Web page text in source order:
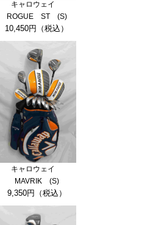
キャロウェイ
ROGUE ST (S)
10,450円（税込）
キャロウェイ
MAVRIK (S)
9,350円（税込）